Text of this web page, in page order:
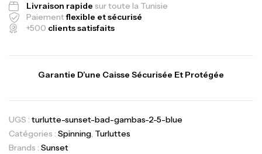
Livraison rapide sur toute la Tunisie
Paiementflexible et sécurisé
+500 clients satisfaits
Garantie D’une Caisse Sécurisée Et Protégée
UGS : turlutte-sunset-bad-gambas-2-5-blue
Catégories : Spinning, Turluttes
Brands : Sunset